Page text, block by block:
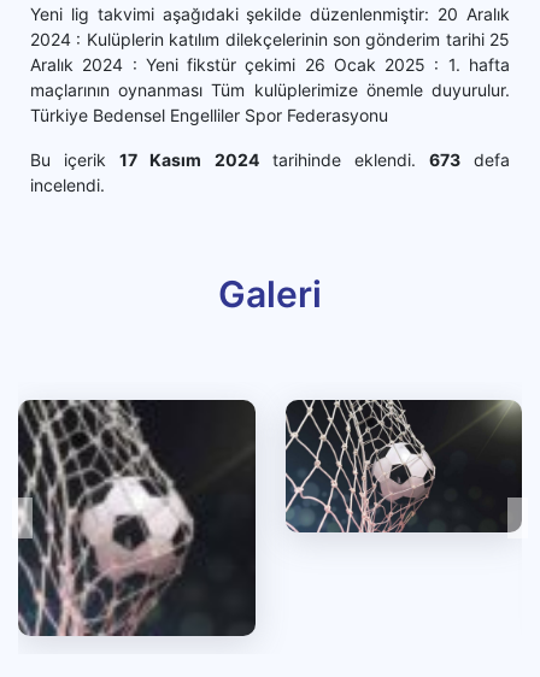
Yeni lig takvimi aşağıdaki şekilde düzenlenmiştir: 20 Aralık
2024 : Kulüplerin katılım dilekçelerinin son gönderim tarihi 25
Aralık 2024 : Yeni fikstür çekimi 26 Ocak 2025 : 1. hafta
maçlarının oynanması Tüm kulüplerimize önemle duyurulur.
Türkiye Bedensel Engelliler Spor Federasyonu
Bu içerik17 Kasım 2024tarihinde eklendi. 673defa
incelendi.
Galeri